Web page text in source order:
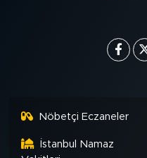
Nöbetçi Eczaneler
İstanbul Namaz
FOTO GALERİ
ALINTI YAZARLAR
SOSYAL MEDYA